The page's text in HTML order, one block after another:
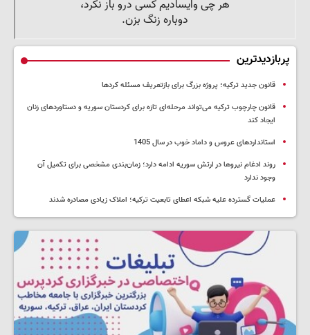
پربازدیدترین
قانون جدید ترکیه؛ پروژه بزرگ‌ برای بازتعریف مسئله کردها
قانون چارچوب ترکیه می‌تواند مرحله‌ای تازه برای کردستان سوریه و دستاوردهای زنان
ایجاد کند
استانداردهای عروس و داماد خوب در سال 1405
روند ادغام نیروها در ارتش سوریه ادامه دارد؛ زمان‌بندی مشخصی برای تکمیل آن
وجود ندارد
عملیات گسترده علیه شبکه اعطای تابعیت ترکیه؛ املاک زیادی مصادره شدند